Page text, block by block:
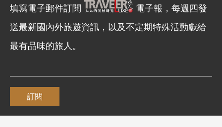
填寫電子郵件訂閱
電子報，每週四發
送最新國內外旅遊資訊，以及不定期特殊活動獻給
最有品味的旅人。
訂閱